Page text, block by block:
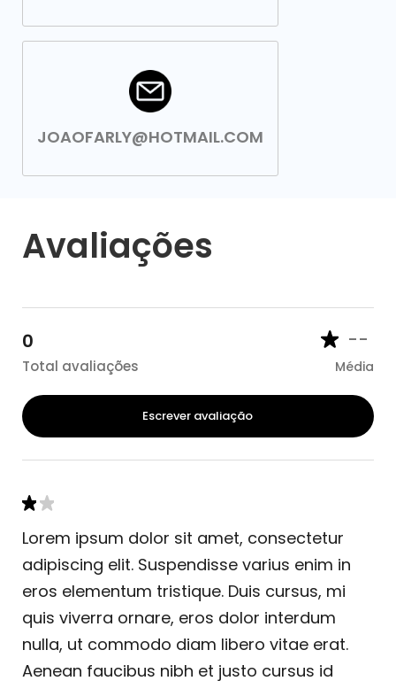
JOAOFARLY@HOTMAIL.COM
Avaliações
0
Total avaliações
--
Média
Escrever avaliação
Lorem ipsum dolor sit amet, consectetur
adipiscing elit. Suspendisse varius enim in
eros elementum tristique. Duis cursus, mi
quis viverra ornare, eros dolor interdum
nulla, ut commodo diam libero vitae erat.
Aenean faucibus nibh et justo cursus id